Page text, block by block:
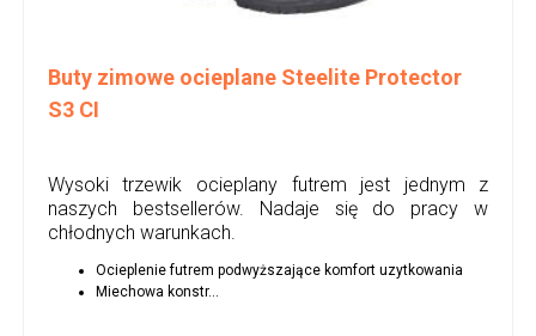
Buty zimowe ocieplane Steelite Protector
S3 CI
Wysoki trzewik ocieplany futrem jest jednym z
naszych bestsellerów. Nadaje się do pracy w
chłodnych warunkach.
Ocieplenie futrem podwyższające komfort uzytkowania
Miechowa konstr...